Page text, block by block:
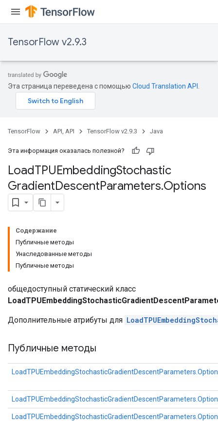
TensorFlow v2.9.3
Эта страница переведена с помощью Cloud Translation API
TensorFlow API, API TensorFlow v2.9.3 Java
Эта информация оказалась полезной?
LoadTPUEmbeddingStochastic
GradientDescentParameters.Options
Содержание
Публичные методы
Унаследованные методы
Публичные методы
общедоступный статический класс
Дополнительные атрибуты для
Публичные методы